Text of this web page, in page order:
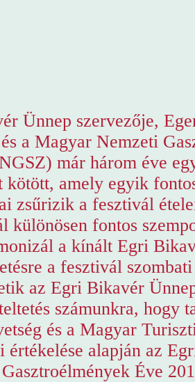
Ünnep szervezője,
a Magyar Nemzeti
már három éve
kötött, amely egyik
zsűrizik a fesztivál
különösen fontos
a kínált Egri
a fesztivál
az Egri Bikavér
számunkra, hogy
és a Magyar
értékelése alapján az
Éve